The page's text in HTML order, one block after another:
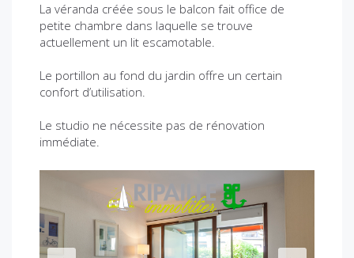
La véranda créée sous le balcon fait office de
petite chambre dans laquelle se trouve
actuellement un lit escamotable.
Le portillon au fond du jardin offre un certain
confort d’utilisation.
Le studio ne nécessite pas de rénovation
immédiate.
r
e
v